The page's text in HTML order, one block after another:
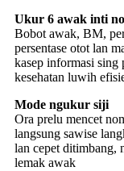
Ukur 6 awak inti
Bobot awak, BM,
persentase otot lan
kasep informasi sing
kesehatan luwih
Mode ngukur siji
Ora prelu mencet
langsung sawise
lan cepet ditimbang,
lemak awak